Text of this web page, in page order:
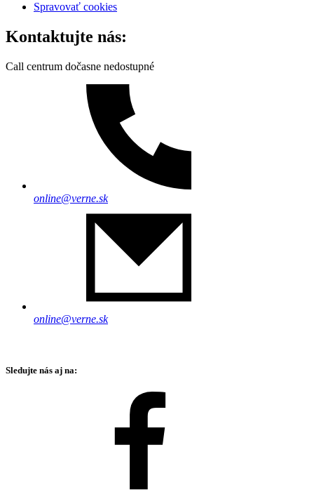
Spravovať cookies
Kontaktujte nás:
Call centrum dočasne nedostupné
online@verne.sk
online@verne.sk
Sledujte nás aj na: